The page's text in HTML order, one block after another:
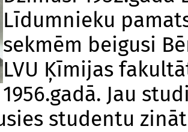
Līdumnieku
sekmēm beigusi
LVU Ķīmijas
1956.gadā. Jau
studentu